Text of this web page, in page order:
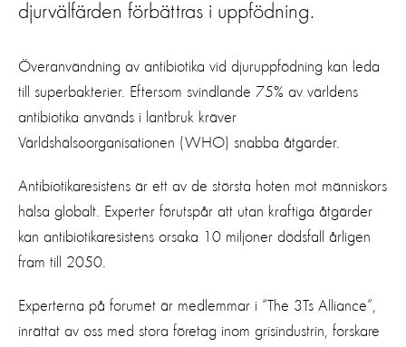
djurvälfärden förbättras i uppfödning.
Överanvändning av antibiotika vid djuruppfödning kan leda
till superbakterier. Eftersom svindlande 75% av världens
antibiotika används i lantbruk kräver
Världshälsoorganisationen (WHO) snabba åtgärder.
Antibiotikaresistens är ett av de största hoten mot människors
hälsa globalt. Experter förutspår att utan kraftiga åtgärder
kan antibiotikaresistens orsaka 10 miljoner dödsfall årligen
fram till 2050.
Experterna på forumet är medlemmar i “The 3Ts Alliance”,
inrättat av oss med stora företag inom grisindustrin, forskare